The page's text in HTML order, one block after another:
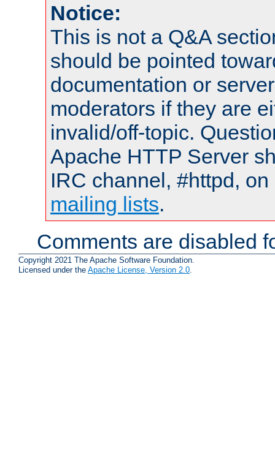
Notice:
This is not a Q&A
should be pointed
documentation or
moderators if they are
invalid/off-topic.
Apache HTTP Server
IRC channel, #httpd,
mailing lists.
Comments are disabled
Copyright 2021 The Apache Software Foundation.
Licensed under the Apache License, Version 2.0.